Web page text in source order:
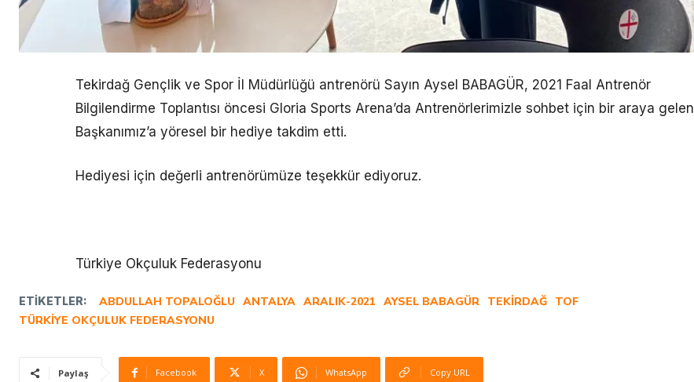
Tekirdağ Gençlik ve Spor İl Müdürlüğü antrenörü Sayın Aysel BABAGÜR, 2021 Faal Antrenör
Bilgilendirme Toplantısı öncesi Gloria Sports Arena’da Antrenörlerimizle sohbet için bir araya gelen
Başkanımız’a yöresel bir hediye takdim etti.
Hediyesi için değerli antrenörümüze teşekkür ediyoruz.
Türkiye Okçuluk Federasyonu
ETIKETLER: ABDULLAH TOPALOĞLU ANTALYA ARALIK-2021 AYSEL BABAGÜR TEKIRDAĞ TOF
TÜRKIYE OKÇULUK FEDERASYONU
Paylaş Facebook X WhatsApp Copy URL